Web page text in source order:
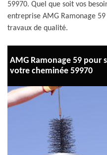
59970. Quel que soit vos
entreprise AMG Ramonage
travaux de qualité.
AMG Ramonage 59 pour
votre cheminée 59970